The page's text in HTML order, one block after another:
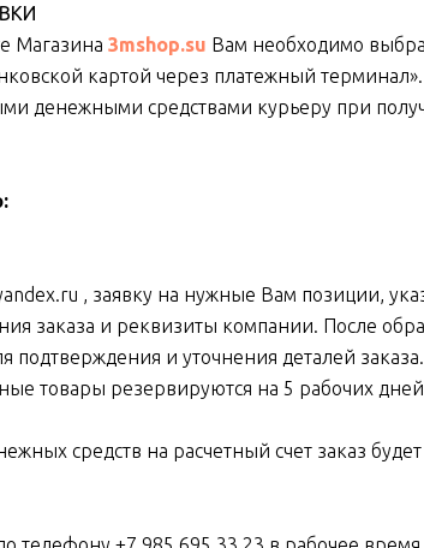
Магазина 3mshop.su Вам необходимо
картой через платежный терминал».
денежными средствами курьеру при
, заявку на нужные Вам позиции,
заказа и реквизиты компании. После
подтверждения и уточнения деталей заказа.
товары резервируются на 5 рабочих дней
средств на расчетный счет заказ